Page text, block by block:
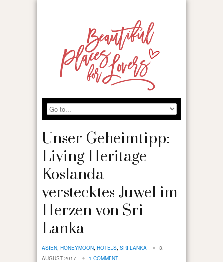
Unser Geheimtipp:
Living Heritage
Koslanda –
verstecktes Juwel im
Herzen von Sri
Lanka
ASIEN, HONEYMOON, HOTELS, SRI LANKA
3.
AUGUST 2017
1 COMMENT